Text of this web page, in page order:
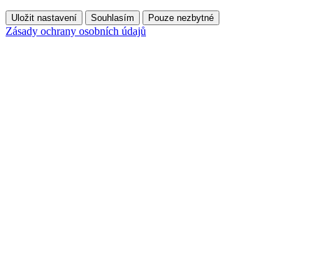
Uložit nastavení Souhlasím Pouze nezbytné
Zásady ochrany osobních údajů